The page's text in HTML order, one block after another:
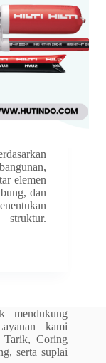
elemen
dan
struktur.
mendukung
kami
Tarik, Coring
serta suplai